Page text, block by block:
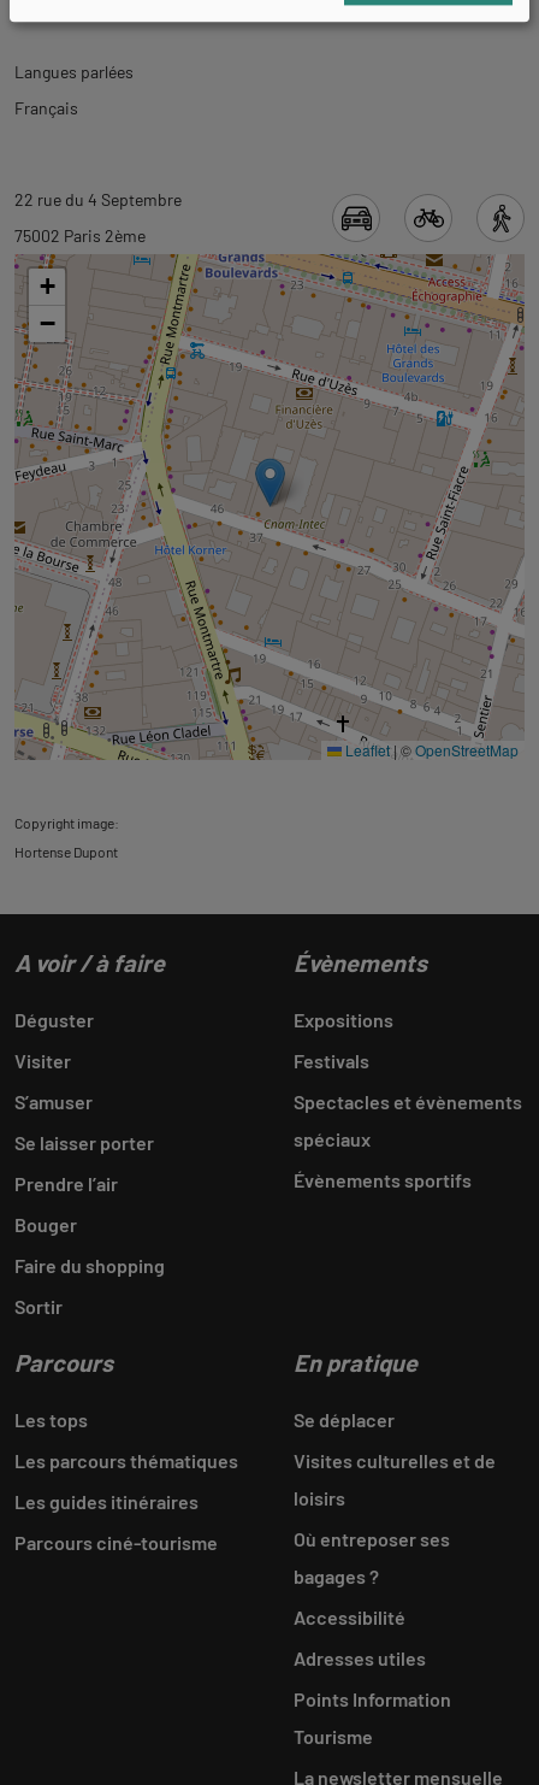
Langues parlées
Français
l'onglet
informations
Revenir
à
l'onglet
carte
22 rue du 4 Septembre
75002 Paris 2ème
+
−
Leaflet | ©OpenStreetMap
Copyright image:
Hortense Dupont
A voir / à faire
Déguster
Visiter
S’amuser
Se laisser porter
Prendre l’air
Bouger
Faire du shopping
Sortir
Évènements
Expositions
Festivals
Spectacles et évènements
spéciaux
Évènements sportifs
Parcours
Les tops
Les parcours thématiques
Les guides itinéraires
Parcours ciné-tourisme
En pratique
Se déplacer
Visites culturelles et de
loisirs
Où entreposer ses
bagages ?
Accessibilité
Adresses utiles
Points Information
Tourisme
La newsletter mensuelle